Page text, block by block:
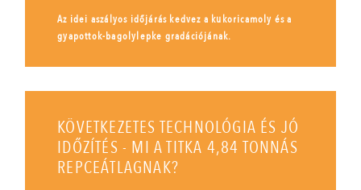
Az idei aszályos időjárás kedvez a kukoricamoly és a
gyapottok-bagolylepke gradációjának.
KÖVETKEZETES TECHNOLÓGIA ÉS JÓ
IDŐZÍTÉS - MI A TITKA 4,84 TONNÁS
REPCEÁTLAGNAK?